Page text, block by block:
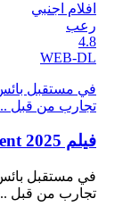
افلام اجنبي
رعب
4.8
WEB-DL
في مستقبل
تجارب من قبل
فيلم The Protos Experiment 2025 مترجم HD
في مستقبل
تجارب من قبل